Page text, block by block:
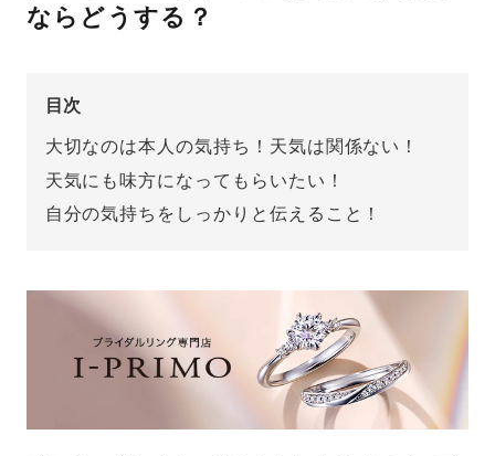
ならどうする？
目次
大切なのは本人の気持ち！天気は関係ない！
天気にも味方になってもらいたい！
自分の気持ちをしっかりと伝えること！
プロポーズ知恵袋
プロポーズサポート
スペシャルプロポーズイベント
プロポーズアイテム
プロポーズ知恵袋
アイプリモについて